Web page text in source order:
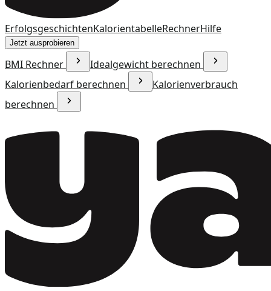
ErfolgsgeschichtenKalorientabelleRechnerHilfe
Jetzt ausprobieren
BMI Rechner
Idealgewicht berechnen
Kalorienbedarf berechnen
Kalorienverbrauch
berechnen